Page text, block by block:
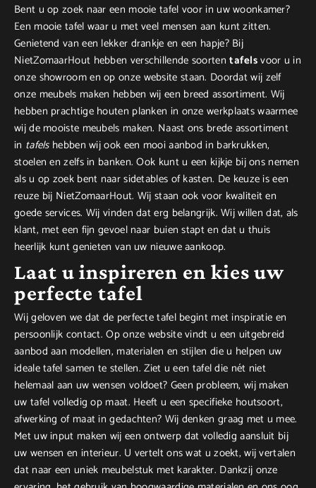
Bent u op zoek naar een mooie tafel voor in uw woonkamer?
Een mooie tafel waar u met veel mensen aan kunt zitten.
Genietend van een lekker drankje en een hapje? Bij
NietZomaarHout hebben verschillende soortentafelsvoor u in
onze showroom en op onze website staan. Doordat wij zelf
onze meubels maken hebben wij een breed assortiment. Wij
hebben prachtige houten planken in onze werkplaats waarmee
wij de mooiste meubels maken. Naast ons brede assortiment
in tafelshebben wij ook een mooi aanbod in barkrukken,
stoelen en zelfs in banken. Ook kunt u een kijkje bij ons nemen
als u op zoek bent naar sidetables of kasten. De keuze is een
reuze bij NietZomaarHout. Wij staan ook voor kwaliteit en
goede services. Wij vinden dat erg belangrijk. Wij willen dat, als
klant, met een fijn gevoel naar buien stapt en dat u thuis
heerlijk kunt genieten van uw nieuwe aankoop.
Laat u inspireren en kies uw
perfecte tafel
Wij geloven we dat de perfecte tafel begint met inspiratie en
persoonlijk contact. Op onze website vindt u een uitgebreid
aanbod aan modellen, materialen en stijlen die u helpen uw
ideale tafel samen te stellen. Ziet u een tafel die nét niet
helemaal aan uw wensen voldoet? Geen probleem, wij maken
uw tafel volledig op maat. Heeft u een specifieke houtsoort,
afwerking of maat in gedachten? Wij denken graag met u mee.
Met uw input maken wij een ontwerp dat volledig aansluit bij
uw wensen en interieur. U vertelt ons wat u zoekt, wij vertalen
dat naar een uniek meubelstuk met karakter. Dankzij onze